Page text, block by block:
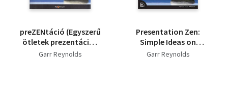
preZENtáció (Egyszerű
ötletek prezentációk
készítéséhez és
Garr Reynolds
Presentation Zen:
Simple Ideas on
Presentation Design
Garr Reynolds